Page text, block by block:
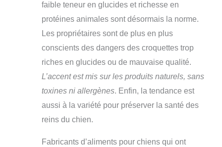
faible teneur en glucides et richesse en
protéines animales sont désormais la norme.
Les propriétaires sont de plus en plus
conscients des dangers des croquettes trop
riches en glucides ou de mauvaise qualité.
L’accent est mis sur les produits naturels, sans
toxines ni allergènes. Enfin, la tendance est
aussi à la variété pour préserver la santé des
reins du chien.
Fabricants d’aliments pour chiens qui ont